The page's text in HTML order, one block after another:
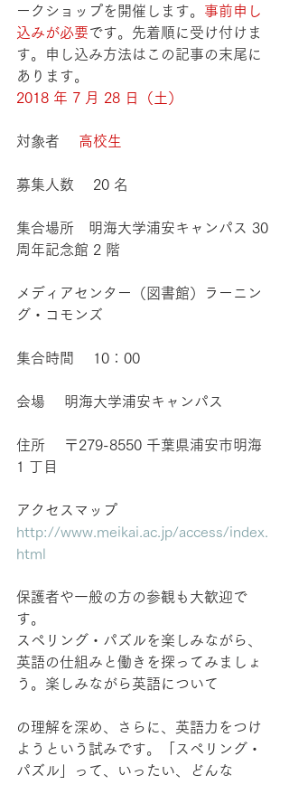
ークショップを開催します。 事前申し
込みが必要です。先着順に受け付けま
す。申し込み方法はこの記事の末尾に
あります。
2018 年 7 月 28 日（土）
対象者 高校生
募集人数 　20 名
集合場所　明海大学浦安キャンパス 30
周年記念館 2 階
メディアセンター（図書館）ラーニン
グ・コモンズ
集合時間 　10：00
会場 　明海大学浦安キャンパス
住所　 〒279-8550 千葉県浦安市明海
1 丁目
アクセスマップ
http://www.meikai.ac.jp/access/index.
html
保護者や一般の方の参観も大歓迎で
す。
スペリング・パズルを楽しみながら、
英語の仕組みと働きを探ってみましょ
う。楽しみながら英語について
の理解を深め、さらに、英語力をつけ
ようという試みです。「スペリング・
パズル」って、いったい、どんな